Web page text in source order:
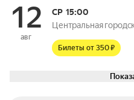
12
авг
СР15:00
Центральная
Билеты от 350 ₽